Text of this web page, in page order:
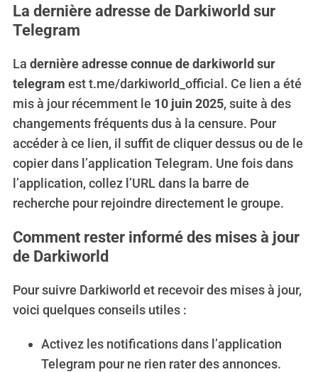
La dernière adresse de Darkiworld sur
Telegram
La dernière adresse connue de darkiworld sur
telegram est t.me/darkiworld_official. Ce lien a été
mis à jour récemment le 10 juin 2025, suite à des
changements fréquents dus à la censure. Pour
accéder à ce lien, il suffit de cliquer dessus ou de le
copier dans l’application Telegram. Une fois dans
l’application, collez l’URL dans la barre de
recherche pour rejoindre directement le groupe.
Comment rester informé des mises à jour
de Darkiworld
Pour suivre Darkiworld et recevoir des mises à jour,
voici quelques conseils utiles :
Activez les notifications dans l’application
Telegram pour ne rien rater des annonces.